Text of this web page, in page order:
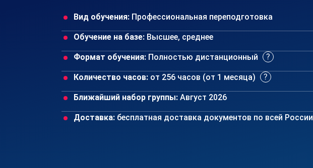
Вид обучения: Профессиональная переподготовка
Обучение на базе: Высшее, среднее
Формат обучения: Полностью дистанционный
Количество часов: от 256 часов (от 1 месяца)
Ближайший набор группы: Август 2026
Доставка: бесплатная доставка документов по всей России